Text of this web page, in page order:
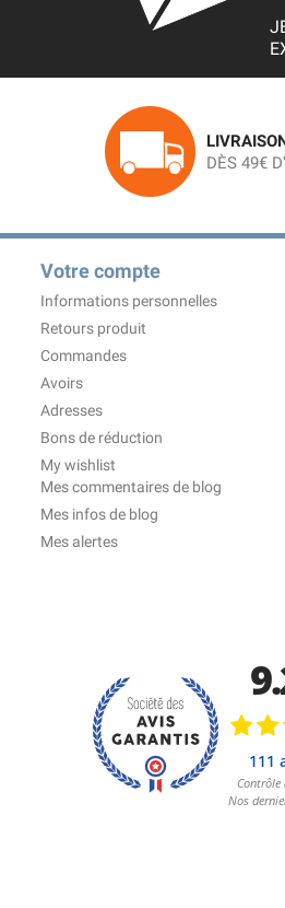
DÈS 49€
Votre compte
Informations personnelles
Retours produit
Commandes
Avoirs
Adresses
Bons de réduction
My wishlist
Mes commentaires de blog
Mes infos de blog
Mes alertes